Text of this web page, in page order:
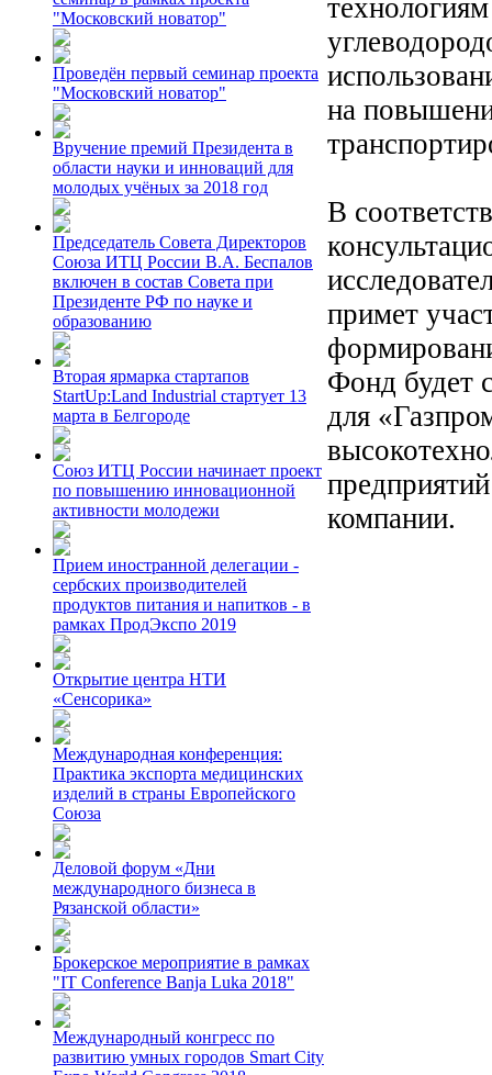
"Московский новатор"
Проведён первый семинар проекта
"Московский новатор"
Вручение премий Президента в
области науки и инноваций для
молодых учёных за 2018 год
Председатель Совета Директоров
Союза ИТЦ России В.А. Беспалов
включен в состав Совета при
Президенте РФ по науке и
образованию
Вторая ярмарка стартапов
StartUp:Land Industrial стартует 13
марта в Белгороде
Союз ИТЦ России начинает проект
по повышению инновационной
активности молодежи
Прием иностранной делегации -
сербских производителей
продуктов питания и напитков - в
рамках ПродЭкспо 2019
Открытие центра НТИ
«Сенсорика»
Международная конференция:
Практика экспорта медицинских
изделий в страны Европейского
Союза
Деловой форум «Дни
международного бизнеса в
Рязанской области»
Брокерское мероприятие в рамках
"IT Conference Banja Luka 2018"
Международный конгресс по
развитию умных городов Smart City
на
В
примет
Фонд будет
для
компании.